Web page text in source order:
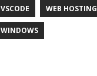
VSCODE WEB HOSTING
WINDOWS